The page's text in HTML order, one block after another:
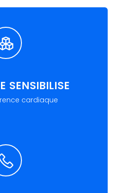
SENSIBILISE
cardiaque